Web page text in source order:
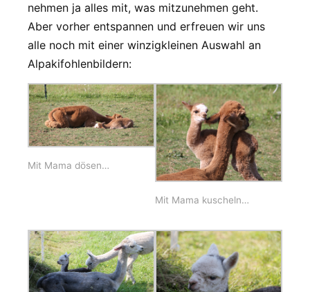
nehmen ja alles mit, was mitzunehmen geht.
Aber vorher entspannen und erfreuen wir uns
alle noch mit einer winzigkleinen Auswahl an
Alpakifohlenbildern:
Mit Mama dösen…
Mit Mama kuscheln…